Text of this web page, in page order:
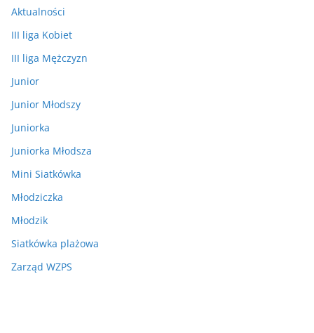
Aktualności
III liga Kobiet
III liga Mężczyzn
Junior
Junior Młodszy
Juniorka
Juniorka Młodsza
Mini Siatkówka
Młodziczka
Młodzik
Siatkówka plażowa
Zarząd WZPS